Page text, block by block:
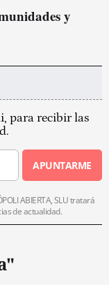
y
para recibir las
APUNTARME
ABIERTA, SLU tratará
de actualidad.